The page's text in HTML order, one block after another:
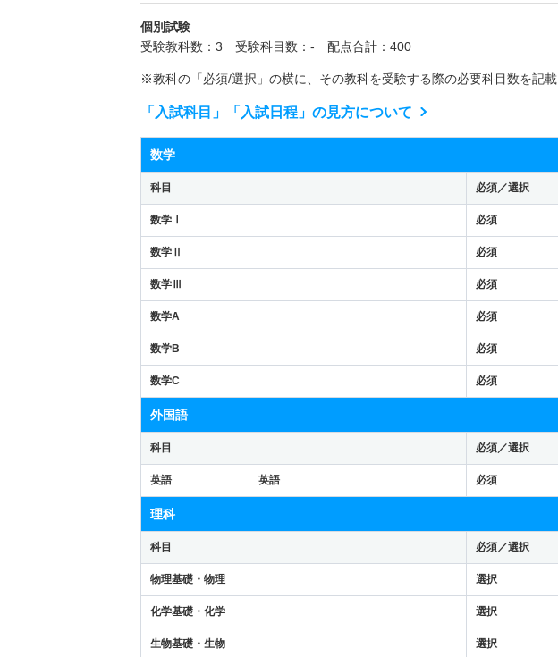
個別試験
受験教科数：3 受験科目数：- 配点合計：400
※教科の「必須/選択」の横に、その教科を受験する際の必要科目数を記載
「入試科目」「入試日程」の見方について
数学
科目 必須／選択
数学Ⅰ 必須
数学Ⅱ 必須
数学Ⅲ 必須
数学A 必須
数学B 必須
数学C 必須
外国語
科目 必須／選択
英語 英語 必須
理科
科目 必須／選択
物理基礎・物理 選択
化学基礎・化学 選択
生物基礎・生物 選択